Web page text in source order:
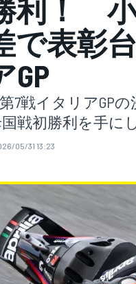
ォーミュラ
利！
で表彰
GP
第7戦イタリア
戦初勝利を手に
05/31 13:23